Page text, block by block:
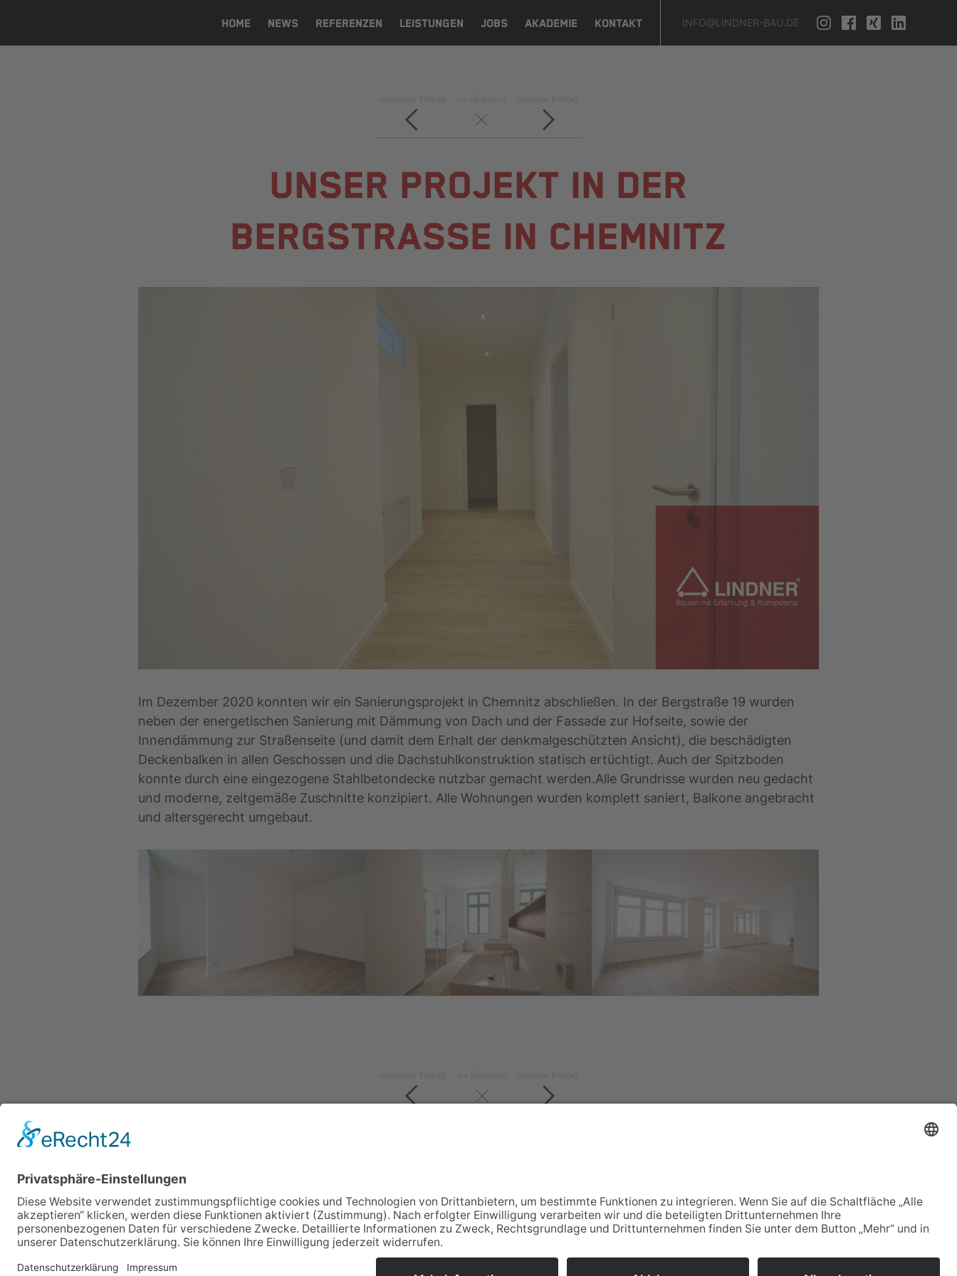
HOME NEWS REFERENZEN LEISTUNGEN JOBS AKADEMIE KONTAKT INFO@LINDNER-BAU.DE
UNSER PROJEKT IN DER
BERGSTRASSE IN CHEMNITZ
Im Dezember 2020 konnten wir ein Sanierungsprojekt in Chemnitz abschließen. In der Bergstraße 19 wurden
neben der energetischen Sanierung mit Dämmung von Dach und der Fassade zur Hofseite, sowie der
Innendämmung zur Straßenseite (und damit dem Erhalt der denkmalgeschützten Ansicht), die beschädigten
Deckenbalken in allen Geschossen und die Dachstuhlkonstruktion statisch ertüchtigt. Auch der Spitzboden
konnte durch eine eingezogene Stahlbetondecke nutzbar gemacht werden.Alle Grundrisse wurden neu gedacht
und moderne, zeitgemäße Zuschnitte konzipiert. Alle Wohnungen wurden komplett saniert, Balkone angebracht
und altersgerecht umgebaut.
Bau- und Transportgesellschaft LINDNER
mbH
Dresdner Str. 126 A
09337 Hohenstein - Ernstthal
03723 49870
info@lindner-bau.de
IMPRESSUM